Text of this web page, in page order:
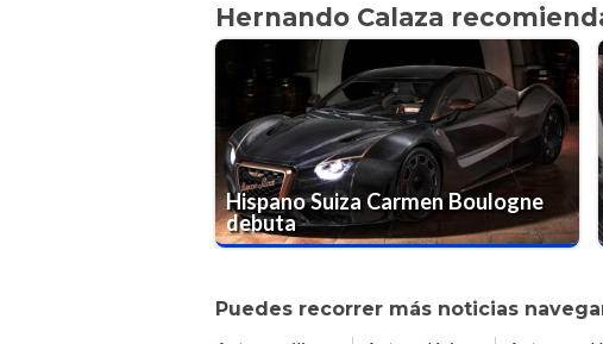
Hernando Calaza
Hispano Suiza Carmen Boulogne
debuta
Puedes recorrer más noticias